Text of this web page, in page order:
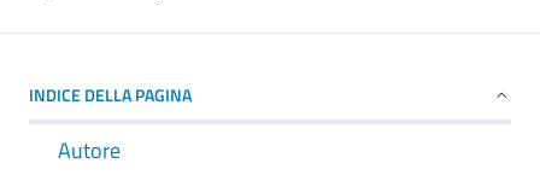
INDICE DELLA PAGINA
Autore